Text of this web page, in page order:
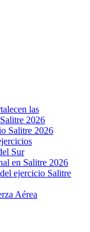
las
2026
Salitre 2026
Sur
en Salitre 2026
ejercicio Salitre
Aérea